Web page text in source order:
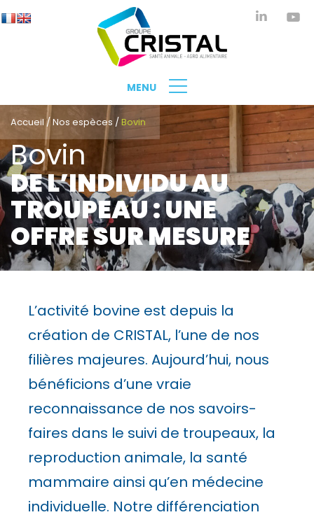
MENU
Accueil/Nos espèces /Bovin
Bovin
DE L’INDIVIDU AU
TROUPEAU : UNE
OFFRE SUR MESURE
L’activité bovine est depuis la
création de CRISTAL, l’une de nos
filières majeures. Aujourd’hui, nous
bénéficions d’une vraie
reconnaissance de nos savoirs-
faires dans le suivi de troupeaux, la
reproduction animale, la santé
mammaire ainsi qu’en médecine
individuelle. Notre différenciation